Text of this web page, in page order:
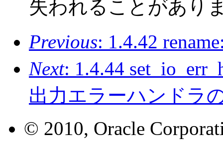
失われることがあり
Previous: 1.4.42
Next: 1.4.44
出力エラーハンドラ
© 2010, Oracle